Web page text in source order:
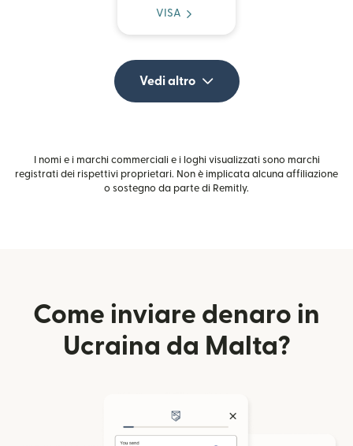
VISA
Vedi altro
I nomi e i marchi commerciali e i loghi visualizzati sono marchi
registrati dei rispettivi proprietari. Non è implicata alcuna affiliazione
o sostegno da parte di Remitly.
Come inviare denaro in
Ucraina da Malta?